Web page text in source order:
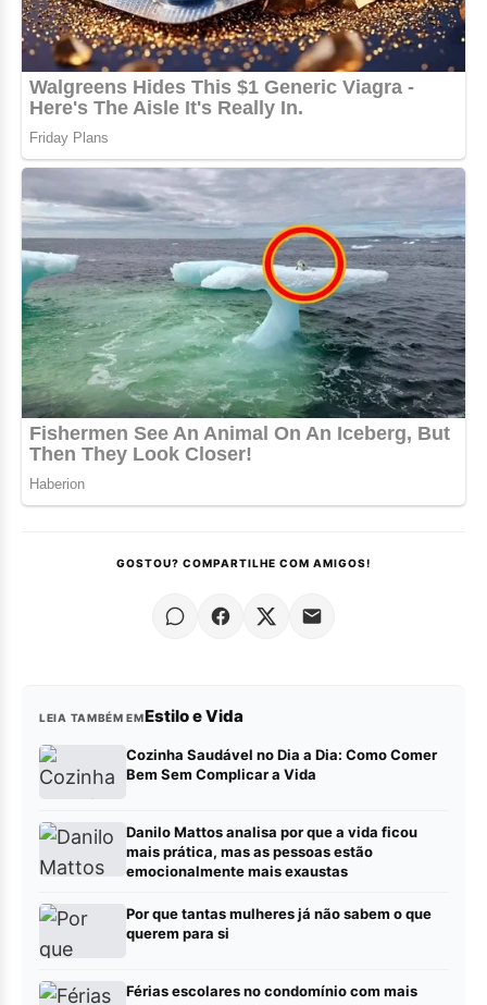
GOSTOU? COMPARTILHE COM AMIGOS!
LEIA TAMBÉM EMEstilo e Vida
Cozinha Saudável no Dia a Dia: Como Comer
Bem Sem Complicar a Vida
Danilo Mattos analisa por que a vida ficou
mais prática, mas as pessoas estão
emocionalmente mais exaustas
Por que tantas mulheres já não sabem o que
querem para si
Férias escolares no condomínio com mais